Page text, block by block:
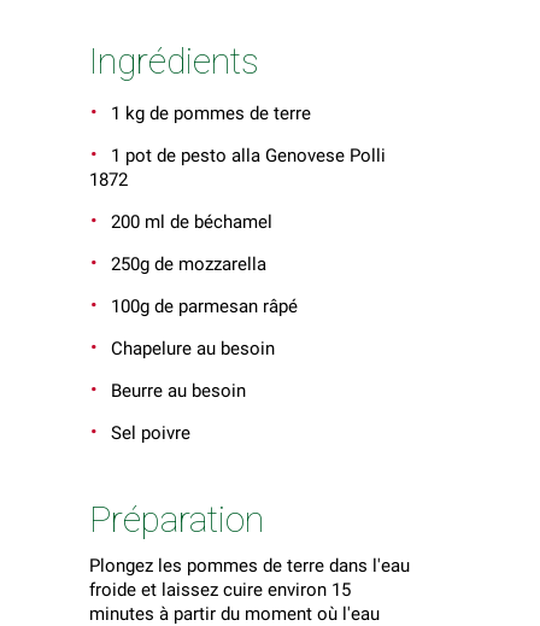
Ingrédients
1 kg de pommes de terre
1 pot de pesto alla Genovese Polli
1872
200 ml de béchamel
250g de mozzarella
100g de parmesan râpé
Chapelure au besoin
Beurre au besoin
Sel poivre
Préparation
Plongez les pommes de terre dans l'eau
froide et laissez cuire environ 15
minutes à partir du moment où l'eau